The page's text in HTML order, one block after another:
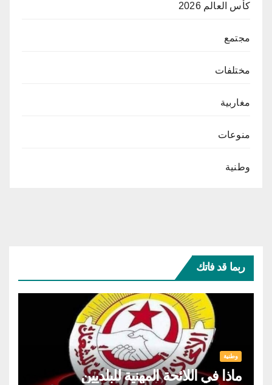
كأس العالم 2026
مجتمع
مختلفات
مغاربية
منوعات
وطنية
ربما قد فاتك
وطنية
ماذا في اللائحة المهنية للبلديين